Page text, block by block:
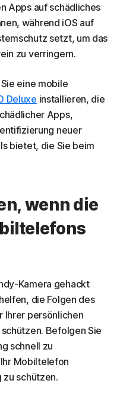
Apps auf schädliches
während iOS auf
setzt, um das
zu verringern.
eine mobile
Deluxe installieren, die
Apps,
neuer
bietet, die Sie beim
wenn die
Kamera gehackt
die Folgen des
Ihrer persönlichen
Befolgen Sie
schnell zu
Mobiltelefon
zu schützen.